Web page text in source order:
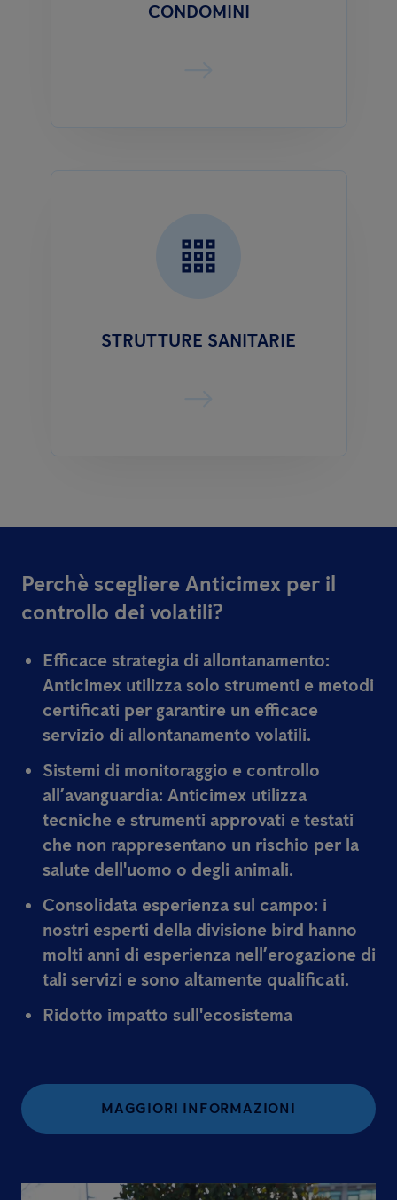
CONDOMINI
STRUTTURE SANITARIE
Perchè scegliere Anticimex per il
controllo dei volatili?
Efficace strategia di allontanamento:
Anticimex utilizza solo strumenti e metodi
certificati per garantire un efficace
servizio di allontanamento volatili.
Sistemi di monitoraggio e controllo
all’avanguardia: Anticimex utilizza
tecniche e strumenti approvati e testati
che non rappresentano un rischio per la
salute dell'uomo o degli animali.
Consolidata esperienza sul campo: i
nostri esperti della divisione bird hanno
molti anni di esperienza nell’erogazione di
tali servizi e sono altamente qualificati.
Ridotto impatto sull'ecosistema
MAGGIORI INFORMAZIONI